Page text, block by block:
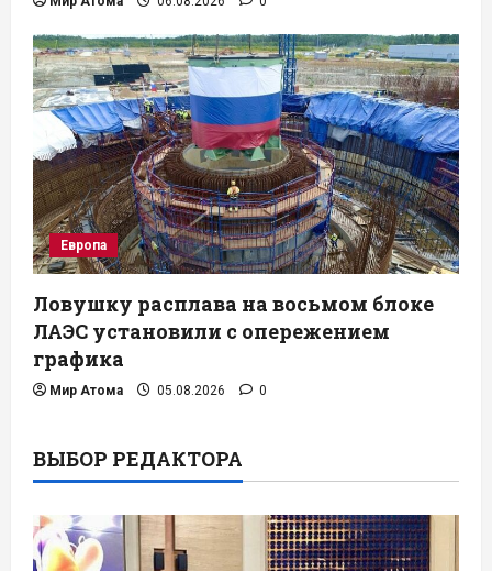
Европа
Ловушку расплава на восьмом блоке
ЛАЭС установили с опережением
графика
Мир Атома 05.08.2026 0
ВЫБОР РЕДАКТОРА